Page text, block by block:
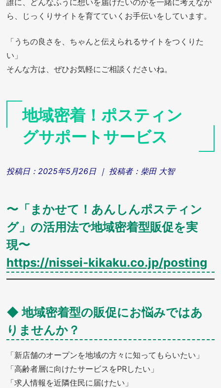
ら、じっくりサイトを育てていくお手伝いをしています。
「うちの良さを、ちゃんと伝えられるサイトをつくりた
い」
そんな方は、ぜひお気軽にご相談くださいね。
地域密着！ポスティン
グサポートサービス
投稿日： 2025年5月26日 ｜ 投稿者： 柴田 大智
〜「まかせて！あんしんポスティン
グ」の活用法で地域密着型販促を実
現〜
https://nissei-kikaku.co.jp/posting
◆ 地域密着型の販促にお悩みではあ
りませんか？
「新店舗のオープンを地域の方々に知ってもらいたい」
「高齢者層に向けたサービスをPRしたい」
「求人情報を近隣住民に届けたい」